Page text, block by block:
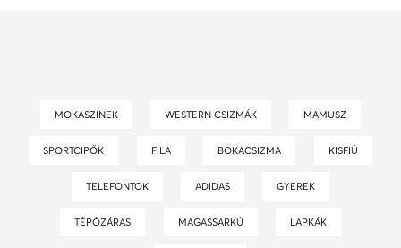
MOKASZINEK WESTERN CSIZMÁK MAMUSZ
SPORTCIPŐK FILA BOKACSIZMA KISFIÚ
TELEFONTOK ADIDAS GYEREK
TÉPŐZÁRAS MAGASSARKÚ LAPKÁK